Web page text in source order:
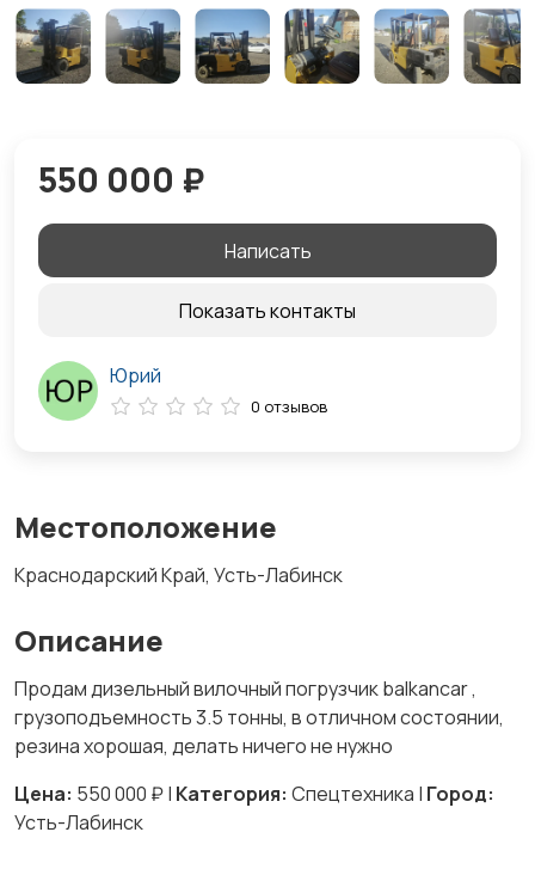
Местоположение
Краснодарский Край, Усть-Лабинск
Описание
Продам дизельный вилочный погрузчик balkancar ,
грузоподъемность 3.5 тонны, в отличном состоянии,
резина хорошая, делать ничего не нужно
Цена: 550 000 ₽ | Категория: Спецтехника | Город:
Усть-Лабинск
550 000 ₽
Написать
Показать контакты
Юрий
0 отзывов